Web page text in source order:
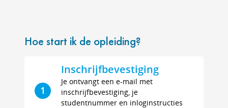
Hoe start ik de opleiding?
1
Inschrijfbevestiging
Je ontvangt een e-mail met
inschrijfbevestiging, je
studentnummer en inloginstructies